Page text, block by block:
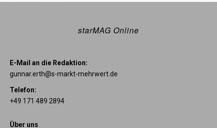
starMAG Online
E-Mail an die Redaktion:
gunnar.erth@s-markt-mehrwert.de
Telefon:
+49 171 489 2894
Über uns